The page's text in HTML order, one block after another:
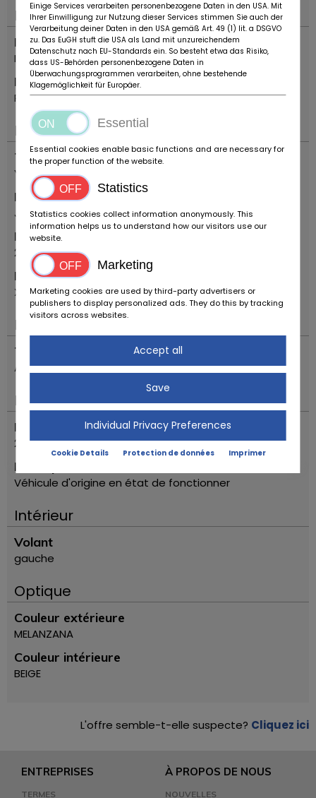
Localisation
Pays
Italie
Emplacement
Reggio Emilia
Important
Types de véhicules
Youngtimer
Marque
Jaguar
Première année d'inscription
2008
Modèle
XF 3.0 V6 PREMIUM LUXURY
Moteur & entraînement
Transmission
Automatique
Ètat
Relevé du compteur kilométrique
258130
Description de l'état
Véhicule d'origine en état de fonctionner
Intérieur
Volant
gauche
Optique
Couleur extérieure
MELANZANA
Couleur intérieure
BEIGE
L'offre semble-t-elle suspecte? Cliquez ici
ENTREPRISES
TERMES
À PROPOS DE NOUS
NOUVELLES
Einige Services verarbeiten personenbezogene Daten in den USA. Mit
Ihrer Einwilligung zur Nutzung dieser Services stimmen Sie auch der
Verarbeitung deiner Daten in den USA gemäß Art. 49 (1) lit. a DSGVO
zu. Das EuGH stuft die USA als Land mit unzureichendem
Datenschutz nach EU-Standards ein. So besteht etwa das Risiko,
dass US-Behörden personenbezogene Daten in
Überwachungsprogrammen verarbeiten, ohne bestehende
Klagemöglichkeit für Europäer.
Essential
Essential cookies enable basic functions and are necessary for
the proper function of the website.
Statistics
Statistics cookies collect information anonymously. This
information helps us to understand how our visitors use our
website.
Marketing
Marketing cookies are used by third-party advertisers or
publishers to display personalized ads. They do this by tracking
visitors across websites.
Accept all
Save
Individual Privacy Preferences
Cookie Details Protection de données Imprimer